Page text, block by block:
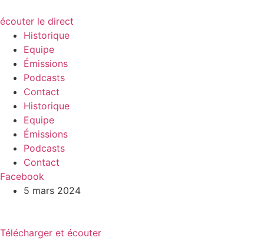
écouter le direct
Historique
Equipe
Émissions
Podcasts
Contact
Historique
Equipe
Émissions
Podcasts
Contact
Facebook
5 mars 2024
Télécharger et écouter